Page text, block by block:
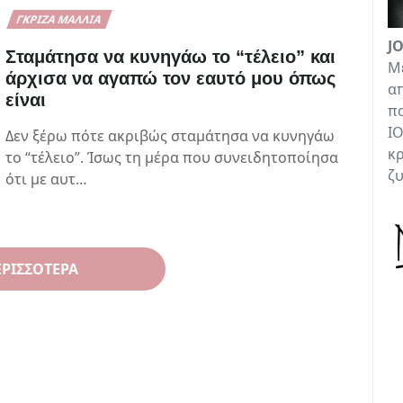
ΓΚΡΊΖΑ ΜΑΛΛΙΆ
Σταμάτησα να κυνηγάω το “τέλειο” και
άρχισα να αγαπώ τον εαυτό μου όπως
είναι
Δεν ξέρω πότε ακριβώς σταμάτησα να κυνηγάω
το “τέλειο”. Ίσως τη μέρα που συνειδητοποίησα
ότι με αυτ…